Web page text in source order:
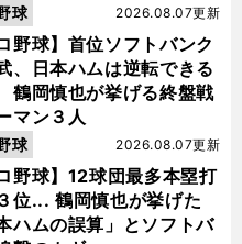
台裏
野球】首位ソフトバンク
、日本ハムは逆転できる
岡慎也が挙げる終盤戦
マン３人
2026.08.07更新
球
ロ野球】12球団最多本塁打
位... 鶴岡慎也が挙げた
ハムの誤算」とソフトバ
2026.08.07更新
球